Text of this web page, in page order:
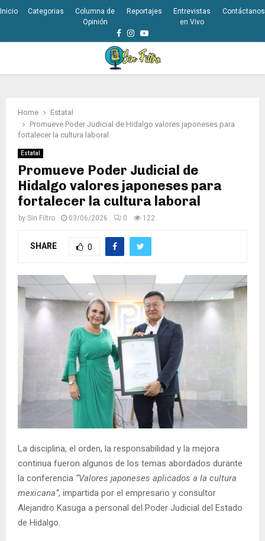
Inicio Categorias
Columna de
Opinión
Reportajes
Entrevistas
en Vivo
Contáctanos
Facebook
Instagram
Youtube
Home
Estatal
Promueve Poder Judicial de Hidalgo valores japoneses para
fortalecer la cultura laboral
Estatal
Promueve Poder Judicial de
Hidalgo valores japoneses para
fortalecer la cultura laboral
by Sin Filtro 03/06/2026 0 122
SHARE 0
La disciplina, el orden, la responsabilidad y la mejora
continua fueron algunos de los temas abordados durante
la conferencia “Valores japoneses aplicados a la cultura
mexicana”, impartida por el empresario y consultor
Alejandro Kasuga a personal del Poder Judicial del Estado
de Hidalgo.